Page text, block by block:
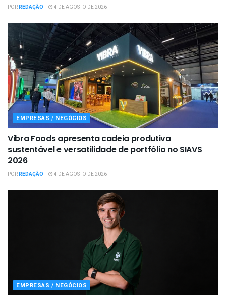
PORREDAÇÃO 4 DE AGOSTO DE 2026
EMPRESAS / NEGÓCIOS
Vibra Foods apresenta cadeia produtiva
sustentável e versatilidade de portfólio no SIAVS
2026
PORREDAÇÃO 4 DE AGOSTO DE 2026
EMPRESAS / NEGÓCIOS